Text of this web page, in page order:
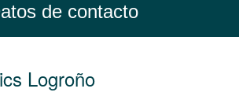
de contacto
Logroño